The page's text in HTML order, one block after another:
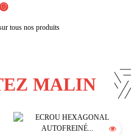
tous nos produits
MALIN